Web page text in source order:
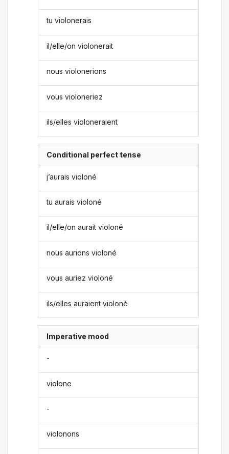
tu violonerais
il/elle/on violonerait
nous violonerions
vous violoneriez
ils/elles violoneraient
Conditional perfect tense
j’aurais violoné
tu aurais violoné
il/elle/on aurait violoné
nous aurions violoné
vous auriez violoné
ils/elles auraient violoné
Imperative mood
-
violone
-
violonons